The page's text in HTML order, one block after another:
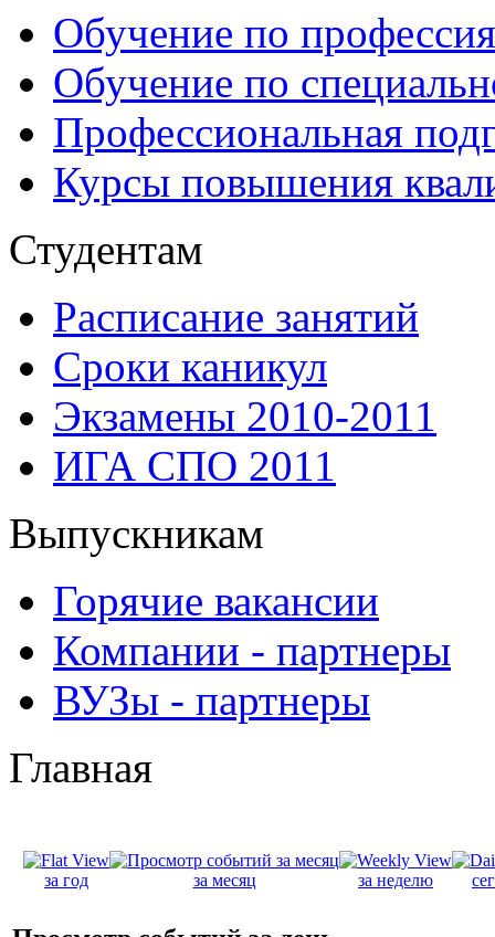
Обучение по
Обучение по
Профессиональная
Курсы повышения
Студентам
Расписание занятий
Сроки каникул
Экзамены 2010-2011
ИГА СПО 2011
Выпускникам
Горячие вакансии
Компании - партнеры
ВУЗы - партнеры
Главная
за год за месяц за неделю